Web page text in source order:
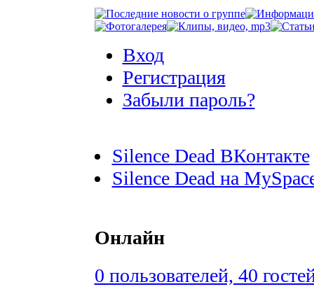
Вход
Регистрация
Забыли пароль?
Silence Dead ВКонтакте
Silence Dead на
Онлайн
0 пользователей, 40